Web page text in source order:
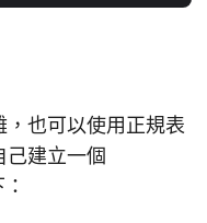
也可以使用正規表
己建立一個